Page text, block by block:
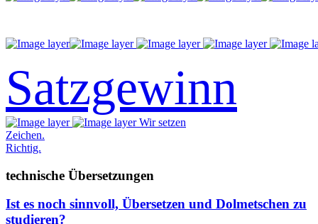
Satzgewinn
Wir setzen
Zeichen.
Richtig.
technische Übersetzungen
Ist es noch sinnvoll, Übersetzen und Dolmetschen zu
studieren?